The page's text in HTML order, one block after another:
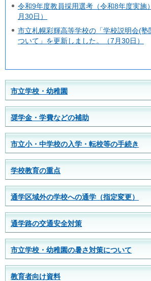
令和9年度教員採用選考（令和8年度実施
月30日）
市立札幌彩輝高等学校の「学校説明会(塾
ついて」を更新しました。（7月30日）
市立学校・幼稚園
奨学金・学費などの補助
市立小・中学校の入学・転校等の手続き
学校教育の重点
通学区域外の学校への通学（指定変更）
通学路の交通安全対策
市立学校・幼稚園の暑さ対策について
教育者向け資料